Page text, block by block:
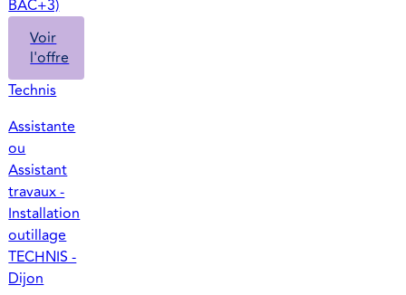
BAC+3)
Voir
l'offre
Technis
Assistante
ou
Assistant
travaux -
Installation
outillage
TECHNIS -
Dijon